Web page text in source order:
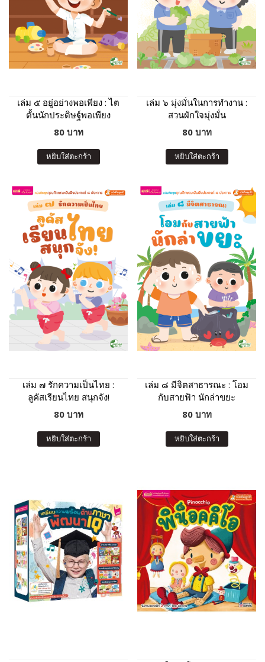
เล่ม ๕ อยู่อย่างพอเพียง : ไต
ตั้นนักประดิษฐ์พอเพียง
80 บาท
หยิบใส่ตะกร้า
เล่ม ๖ มุ่งมั่นในการทำงาน :
สวนผักใจมุ่งมั่น
80 บาท
หยิบใส่ตะกร้า
เล่ม ๗ รักความเป็นไทย :
ลูคัสเรียนไทย สนุกจัง!
80 บาท
หยิบใส่ตะกร้า
เล่ม ๘ มีจิตสาธารณะ : โอม
กับสายฟ้า นักล่าขยะ
80 บาท
หยิบใส่ตะกร้า